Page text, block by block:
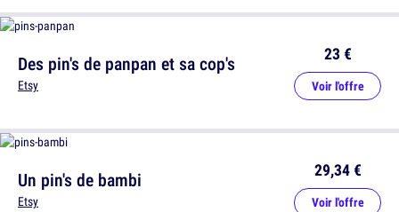
Des pin's de panpan et sa cop's
Etsy
23 €
Voir l'offre
Un pin's de bambi
Etsy
29,34 €
Voir l'offre